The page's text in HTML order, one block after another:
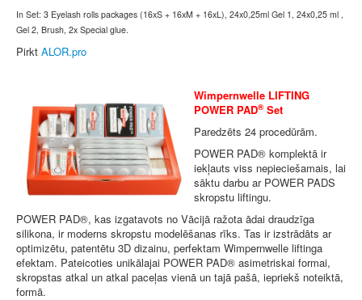
In Set: 3 Eyelash rolls packages (16xS + 16xM + 16xL), 24x0,25ml Gel 1, 24x0,25 ml ,
Gel 2, Brush, 2x Special glue.
Pirkt ALOR.pro
Wimpernwelle LIFTING
POWER PAD® Set
Paredzēts 24 procedūrām.
POWER PAD® komplektā ir
iekļauts viss nepieciešamais, lai
sāktu darbu ar POWER PADS
skropstu liftingu.
POWER PAD®, kas izgatavots no Vācijā ražota ādai draudzīga
silikona, ir moderns skropstu modelēšanas rīks. Tas ir izstrādāts ar
optimizētu, patentētu 3D dizainu, perfektam Wimpernwelle liftinga
efektam. Pateicoties unikālajai POWER PAD® asimetriskai formai,
skropstas atkal un atkal paceļas vienā un tajā pašā, iepriekš noteiktā,
formā.